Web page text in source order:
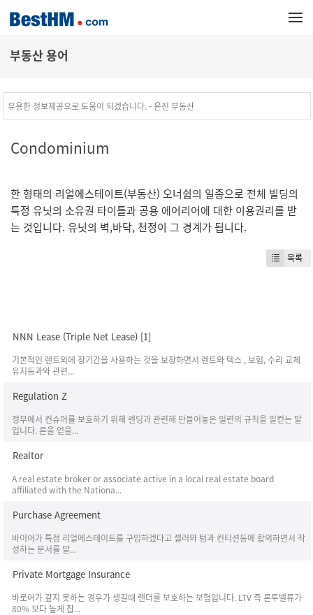
부동산 용어
유용한 정보제공으로 도움이 되겠습니다. - 윤진 부동산
Condominium
한 형태의 리얼에스테이트(부동산) 오너쉽의 일종으로 전체 빌딩의
특정 유닛의 소유권 타이틀과 공용 에어리어에 대한 이용권리를 받
는 것입니다. 유닛의 벽,바닥, 천정이 그 경계가 됩니다.
목록
NNN Lease (Triple Net Lease) [1]
기본적인 렌트외에 장기간을 사용하는 것을 보장하면서 렌트와 텍스 , 보험, 수리 교체
유지등과와 관련...
Regulation Z
정부에서 컨슈머를 보호하기 위해 렌딩과 관련해 만들어놓은 일련의 규칙을 일컫는 말
입니다. 론을 얻을...
Realtor
A real estate broker or associate active in a local real estate board
affiliated with the Nationa...
Purchase Agreement
바이어가 특정 리얼에스테이트를 구입하겠다고 셀러와 텀과 컨티션등에 합의하면서 작
성하는 문서를 말...
Private Mortgage Insurance
바로어가 갚지 못하는 경우가 생길때 렌더를 보호하는 보험입니다. LTV 즉 론투밸류가
80% 보다 높게 잡...